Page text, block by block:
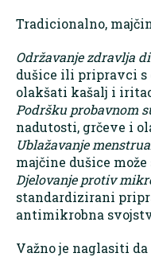
Tradicionalno,
Održavanje zdravlja
dušice ili pripravci s
olakšati kašalj i
Podršku probavnom
nadutosti, grčeve i
Ublažavanje
majčine dušice
Djelovanje protiv
standardizirani
antimikrobna
Važno je naglasiti